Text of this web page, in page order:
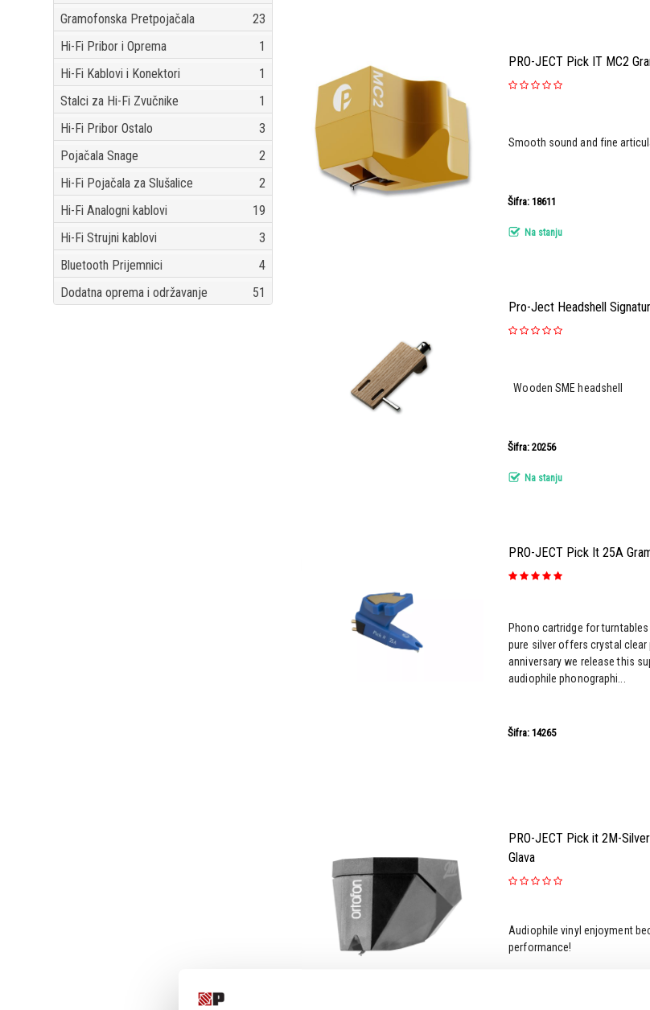
Gramofonska Pretpojačala
23
Hi-Fi Pribor i Oprema
1
Hi-Fi Kablovi i Konektori
1
Stalci za Hi-Fi Zvučnike
1
Hi-Fi Pribor Ostalo
3
Pojačala Snage
2
Hi-Fi Pojačala za Slušalice
2
Hi-Fi Analogni kablovi
19
Hi-Fi Strujni kablovi
3
Bluetooth Prijemnici
4
Dodatna oprema i održavanje
51
PRO-JECT Pick IT MC2
Smooth sound and fine
Šifra: 18611
Na stanju
Pro-Ject Headshell
Wooden SME headshell
Šifra: 20256
Na stanju
PRO-JECT Pick It 25A
Phono cartridge for
pure silver offers crystal
anniversary we release this
audiophile phonographi...
Šifra: 14265
PRO-JECT Pick it 2M-
Glava
Audiophile vinyl enjoyment
performance!